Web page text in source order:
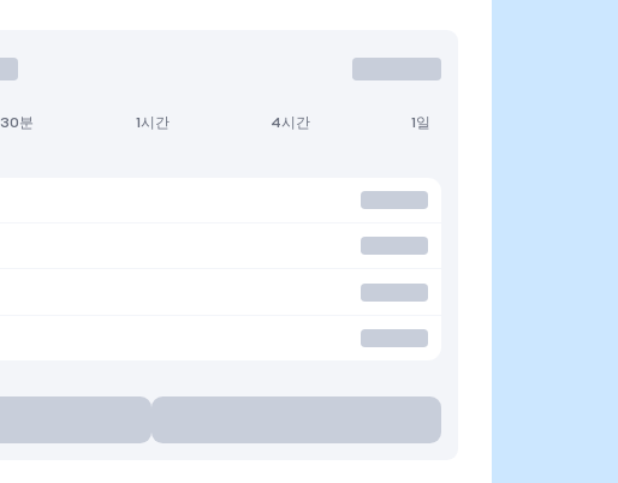
30분 1시간 4시간 1일